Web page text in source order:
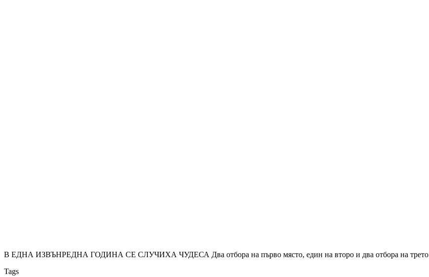
В ЕДНА ИЗВЪНРЕДНА ГОДИНА СЕ СЛУЧИХА ЧУДЕСА Два отбора на първо място, един на второ и два отбора на трето
Tags